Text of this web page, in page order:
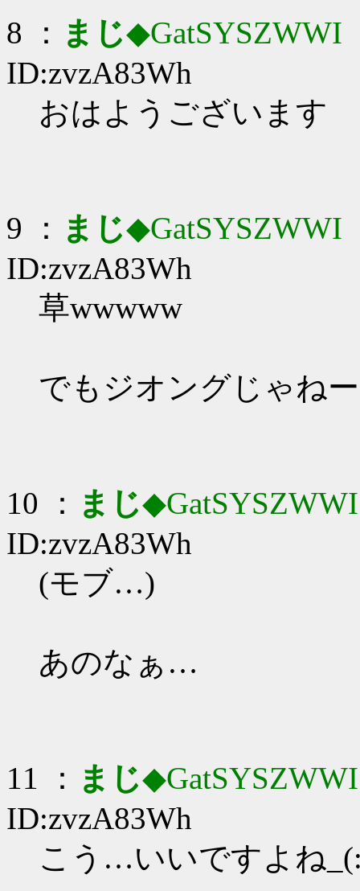
8 ： まじ◆GatSYSZWWI
ID:zvzA83Wh
おはようございます
9 ： まじ◆GatSYSZWWI
ID:zvzA83Wh
草wwwww
でもジオングじゃね
10 ： まじ◆GatSYSZWWI
ID:zvzA83Wh
(モブ…)
あのなぁ…
11 ： まじ◆GatSYSZWWI
ID:zvzA83Wh
こう…いいですよね